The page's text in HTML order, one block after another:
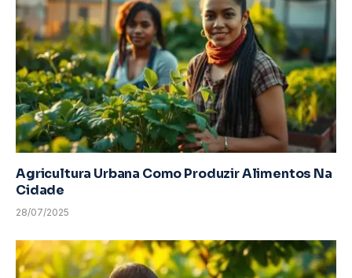
Agricultura Urbana Como Produzir Alimentos Na
Cidade
28/07/2025